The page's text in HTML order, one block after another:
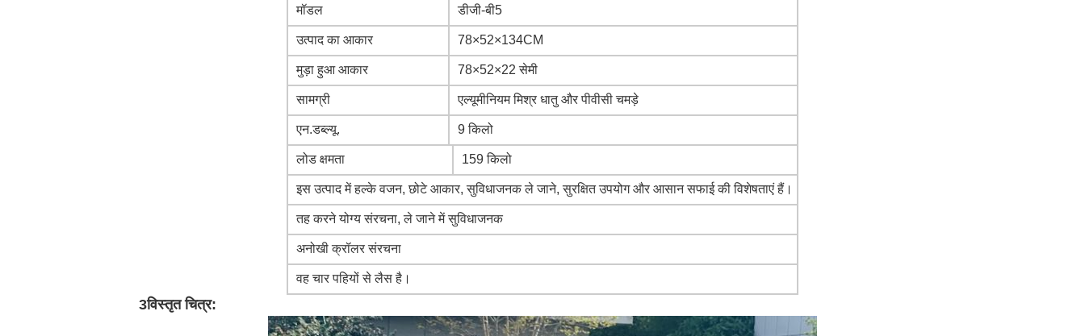
मॉडल डीजी-बी5
उत्पाद का आकार 78×52×134CM
मुड़ा हुआ आकार 78×52×22 सेमी
सामग्री एल्यूमीनियम मिश्र धातु और पीवीसी चमड़े
एन.डब्ल्यू. 9 किलो
लोड क्षमता 159 किलो
इस उत्पाद में हल्के वजन, छोटे आकार, सुविधाजनक ले जाने, सुरक्षित उपयोग और आसान सफाई की विशेषताएं हैं।
तह करने योग्य संरचना, ले जाने में सुविधाजनक
अनोखी क्रॉलर संरचना
वह चार पहियों से लैस है।
3विस्तृत चित्र: